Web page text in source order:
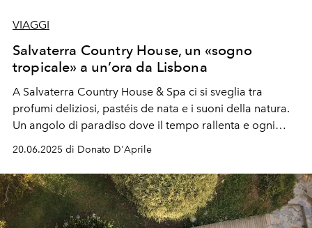
VIAGGI
Salvaterra Country House, un «sogno
tropicale» a un’ora da Lisbona
A Salvaterra Country House & Spa ci si sveglia tra
profumi deliziosi, pastéis de nata e i suoni della natura.
Un angolo di paradiso dove il tempo rallenta e ogni
20.06.2025 di Donato D'Aprile